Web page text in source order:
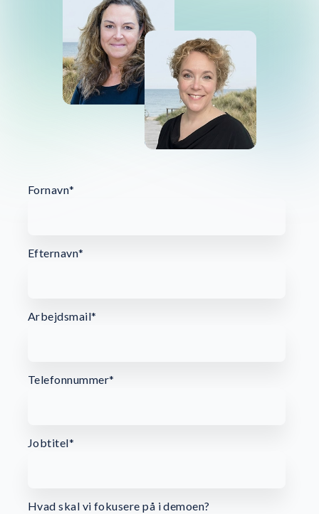
Fornavn*
Efternavn*
Arbejdsmail*
Telefonnummer*
Jobtitel*
Hvad skal vi fokusere på i demoen?